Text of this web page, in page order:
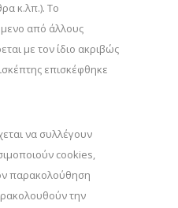
κ.λπ.). Το
από άλλους
με τον ίδιο ακριβώς
επισκέφθηκε
να συλλέγουν
cookies,
παρακολούθηση
την